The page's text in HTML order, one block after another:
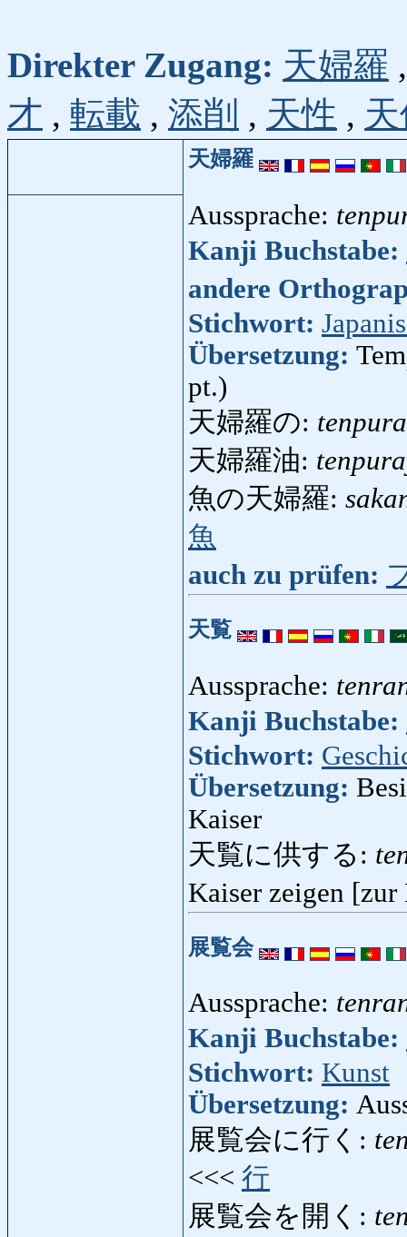
Direkter Zugang: 天婦羅
才 , 転載 , 添削 , 天性 ,
天婦羅
Aussprache:
Kanji Buchstabe:
andere
Stichwort:
Übersetzung:
pt.)
天婦羅の:
天婦羅油:
魚の天婦羅:
魚
auch zu prüfen:
天覧
Aussprache:
Kanji Buchstabe:
Stichwort:
Übersetzung:
Kaiser
天覧に供する:
Kaiser zeigen
展覧会
Aussprache:
Kanji Buchstabe:
Stichwort: Kunst
Übersetzung:
展覧会に行く:
<<< 行
展覧会を開く: